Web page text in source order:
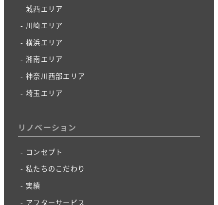
城西エリア
川崎エリア
横浜エリア
湘南エリア
神奈川西部エリア
埼玉エリア
リノベーション
コンセプト
私たちのこだわり
実績
アフターサービス